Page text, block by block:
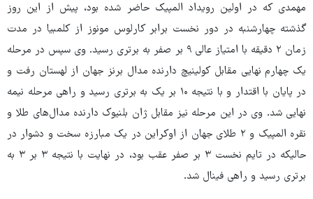
مهمدی که در اولین رویداد المپیک حاضر شده بود، پیش از این روز
گذشته چهارشنبه در دور نخست برابر کارلوس مونوز از کلمبیا در مدت
زمان ۲ دقیقه با امتیاز عالی ۹ بر صفر به برتری رسید. وی سپس در مرحله
یک چهارم نهایی مقابل کولینیچ دارنده مدال برنز جهان از لهستان رفت و
در پایان با اقتدار و با نتیجه ۱۰ بر یک به برتری رسید و راهی مرحله نیمه
نهایی شد. وی در این مرحله نیز مقابل ژان بلنیوک دارنده مدال‌های طلا و
نقره المپیک و ۲ طلای جهان از اوکراین در یک مبارزه سخت و دشوار در
حالیکه در تایم نخست ۳ بر صفر عقب بود، در نهایت با نتیجه ۳ بر ۳ به
برتری رسید و راهی فینال شد.